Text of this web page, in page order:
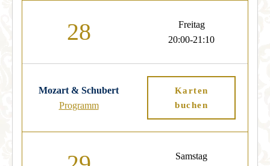
28
Freitag
20:00-21:10
Mozart & Schubert
Programm
Karten
buchen
Samstag